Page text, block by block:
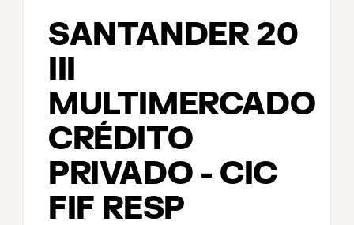
SANTANDER 20
III
MULTIMERCADO
CRÉDITO
PRIVADO - CIC
FIF RESP